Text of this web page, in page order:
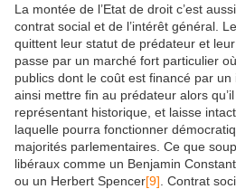
La montée de l’Etat de droit c’est
contrat social et de l’intérêt général.
quittent leur statut de prédateur et
passe par un marché fort particulier
publics dont le coût est financé par
ainsi mettre fin au prédateur alors
représentant historique, et laisse
laquelle pourra fonctionner
majorités parlementaires. Ce que
libéraux comme un Benjamin Constant
ou un Herbert Spencer[9] . Contrat